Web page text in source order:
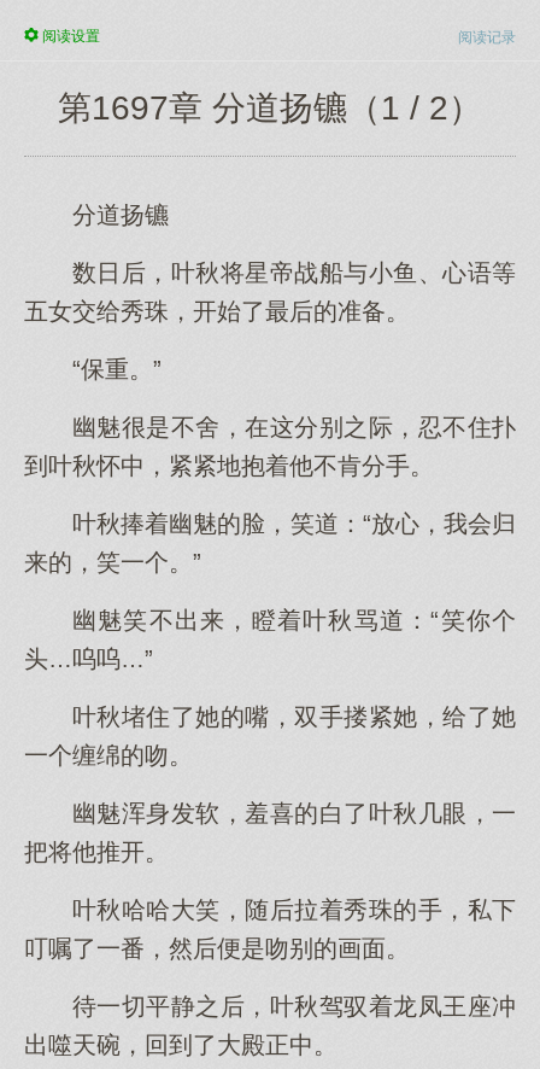
阅读记录
阅读设置
第1697章 分道扬镳（1 / 2）
分道扬镳
数日后，叶秋将星帝战船与小鱼、心语等
五女交给秀珠，开始了最后的准备。
“保重。”
幽魅很是不舍，在这分别之际，忍不住扑
到叶秋怀中，紧紧地抱着他不肯分手。
叶秋捧着幽魅的脸，笑道：“放心，我会归
来的，笑一个。”
幽魅笑不出来，瞪着叶秋骂道：“笑你个
头…呜呜…”
叶秋堵住了她的嘴，双手搂紧她，给了她
一个缠绵的吻。
幽魅浑身发软，羞喜的白了叶秋几眼，一
把将他推开。
叶秋哈哈大笑，随后拉着秀珠的手，私下
叮嘱了一番，然后便是吻别的画面。
待一切平静之后，叶秋驾驭着龙凤王座冲
出噬天碗，回到了大殿正中。